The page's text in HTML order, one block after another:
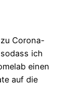
Corona-
ich
einen
auf die